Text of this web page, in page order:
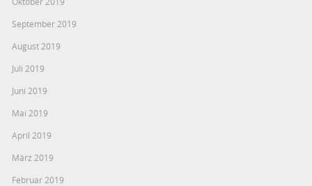
September 2019
August 2019
Juli 2019
Juni 2019
Mai 2019
April 2019
März 2019
Februar 2019